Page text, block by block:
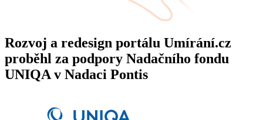
Rozvoj a redesign portálu Umírání.cz
proběhl za podpory Nadačního fondu
UNIQA v Nadaci Pontis